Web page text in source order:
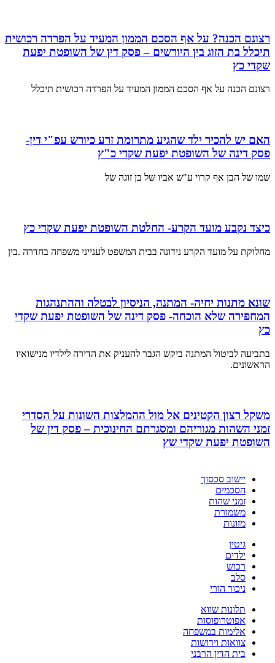
רצונם הכנה? על אף הסכם הממון המעיד על הפרדה רכושית
תיכלל בת הזוג בין היורשים – פסק דין של השופטת יפעת
שקדי כץ
רצונם הכנה על אף הסכם הממון המעיד על הפרדה רכושית תיכלל
האם יש להכיר ילד שהגיע מתרומת זרע כיורש עפ"י דין-
פסק דינה של השופטת יפעת שקדי כ"ץ
שמו של הבן אף קרוי ע"ש אביו של בן זוגה של
כיצד נקבע מועד הקרע- החלטת השופטת יפעת שקדי כץ
מחלוקת על מועד הקרע נידונה בבית המשפט לענייני משפחה בחדרה .בין
שונא מתנות יחיה- המתנה, הניסיון לבטלה וההתנהגות
המחפירה שלא הוכחה- פסק דינה של השופטת יפעת שקדי
כץ
בתביעה לביטול המתנה ביקש הגבר להעניק את הדירה לילדיו מנישואיו
הראשונים.
משקל רצון הקטינים אל מול ההמלצות השונות על הסדרי
זמני השהות מגוריהם ומסגרתם החינוכית – פסק דין של
השופטת יפעת שקדי שץ
יישוב סכסוך
הסכמים
זמני שהות
משמורת
מזונות
גיטין
ילדים
רכוש
סלב
ניכור הורי
תלונות שווא
אפוטרופוסות
אלימות במשפחה
צוואות וירושות
בית הדין הרבני